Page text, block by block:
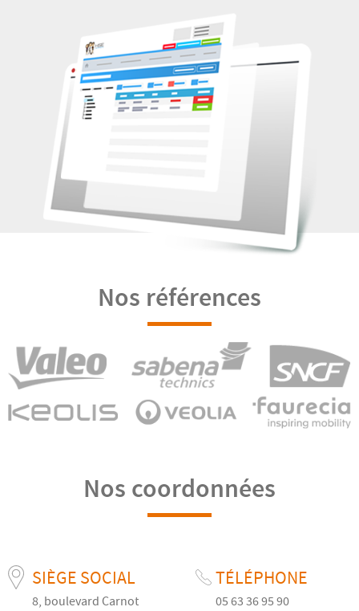
Nos références
Nos coordonnées
SIÈGE SOCIAL
8, boulevard Carnot
TÉLÉPHONE
05 63 36 95 90